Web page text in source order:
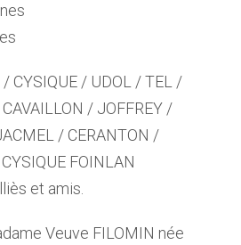
CYSIQUE / UDOL / TEL /
/ JOFFREY /
/ CERANTON /
FOINLAN
et amis.
Veuve FILOMIN née